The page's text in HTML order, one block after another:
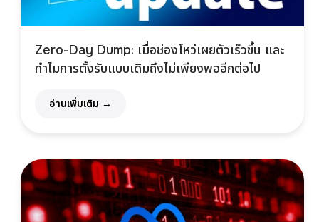
Zero-Day Dump: เมื่อช่องโหว่เผยตัวเร็วขึ้น และ
ทำไมการตั้งรับแบบเดิมถึงไม่เพียงพออีกต่อไป
อ่านเพิ่มเติม →